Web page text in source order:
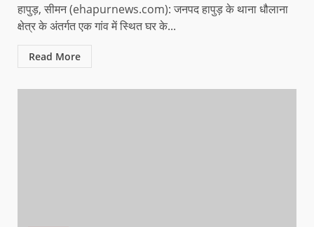
हापुड़, सीमन (ehapurnews.com): जनपद हापुड़ के थाना धौलाना
क्षेत्र के अंतर्गत एक गांव में स्थित घर के...
Read More